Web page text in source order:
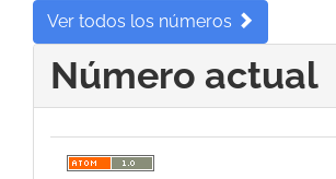
Ver todos los números
Número actual